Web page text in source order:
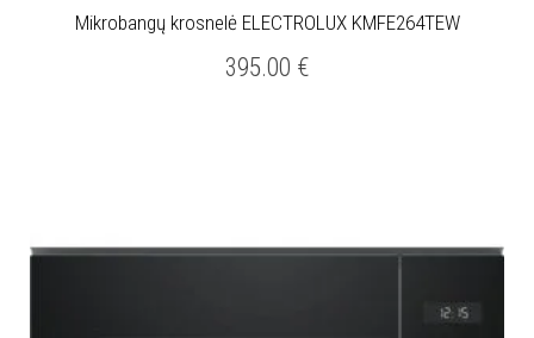
Mikrobangų krosnelė ELECTROLUX KMFE264TEW
395.00 €